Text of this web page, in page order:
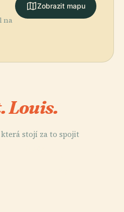
na
Zobrazit mapu
Louis.
stojí za to spojit